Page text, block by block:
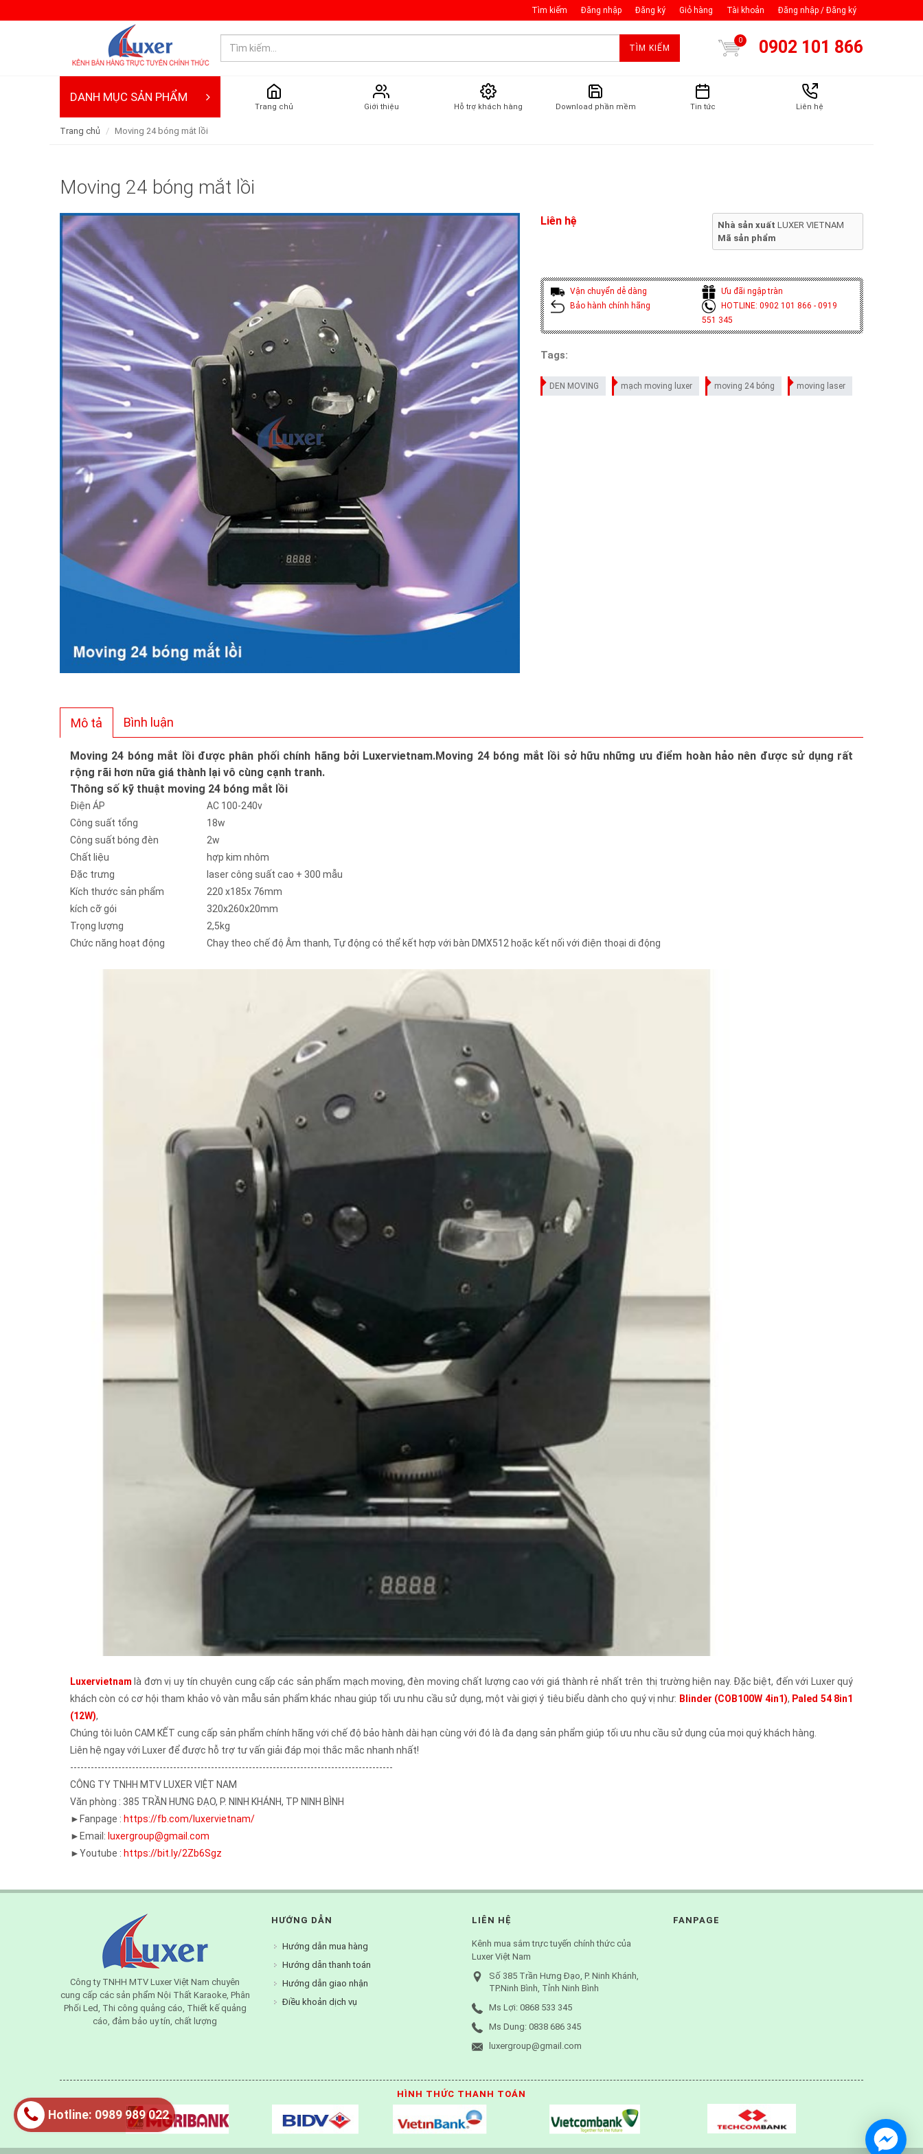
Tìm kiếm Đăng nhập Đăng ký Giỏ hàng Tài khoản Đăng nhập / Đăng ký
TÌM KIẾM
0 0902 101 866
DANH MỤC SẢN PHẨM
Trang chủ Giới thiệu Hỗ trợ khách hàng Download phần mềm Tin tức Liên hệ
Trang chủ Moving 24 bóng mắt lồi
Moving 24 bóng mắt lồi
Liên hệ Nhà sản xuất LUXER VIETNAM
Mã sản phẩm
Vận chuyển dễ dàng
Ưu đãi ngập tràn
Bảo hành chính hãng
HOTLINE: 0902 101 866 - 0919
551 345
Tags:
DEN MOVING mạch moving luxer moving 24 bóng moving laser
Mô tả Bình luận
Moving 24 bóng mắt lồi được phân phối chính hãng bởi Luxervietnam.Moving 24 bóng mắt lồi sở hữu những ưu điểm hoàn hảo nên được sử dụng rất
rộng rãi hơn nữa giá thành lại vô cùng cạnh tranh.
Thông số kỹ thuật moving 24 bóng mắt lồi
Điện ÁP
AC 100-240v
Công suất tổng
18w
Công suất bóng đèn
2w
Chất liệu
hợp kim nhôm
Đặc trưng
laser công suất cao + 300 mẫu
Kích thước sản phẩm
220 x185x 76mm
kích cỡ gói
320x260x20mm
Trọng lượng
2,5kg
Chức năng hoạt động
Chạy theo chế độ Âm thanh, Tự động có thể kết hợp với bàn DMX512 hoặc kết nối với điện thoại di động
Luxervietnam là đơn vị uy tín chuyên cung cấp các sản phẩm mạch moving, đèn moving chất lượng cao với giá thành rẻ nhất trên thị trường hiện nay. Đặc biệt, đến với Luxer quý
khách còn có cơ hội tham khảo vô vàn mẫu sản phẩm khác nhau giúp tối ưu nhu cầu sử dụng, một vài giợi ý tiêu biểu dành cho quý vị như: Blinder (COB100W 4in1), Paled 54 8in1
(12W),
Chúng tôi luôn CAM KẾT cung cấp sản phẩm chính hãng với chế độ bảo hành dài hạn cùng với đó là đa dạng sản phẩm giúp tối ưu nhu cầu sử dụng của mọi quý khách hàng.
Liên hệ ngay với Luxer để được hỗ trợ tư vấn giải đáp mọi thắc mắc nhanh nhất!
----------------------------------------------------------------------------------------------
CÔNG TY TNHH MTV LUXER VIỆT NAM
Văn phòng : 385 TRẦN HƯNG ĐẠO, P. NINH KHÁNH, TP NINH BÌNH
►Fanpage : https://fb.com/luxervietnam/
►Email: luxergroup@gmail.com
►Youtube : https://bit.ly/2Zb6Sgz
Công ty TNHH MTV Luxer Việt Nam chuyên
cung cấp các sản phẩm Nội Thất Karaoke, Phân
Phối Led, Thi công quảng cáo, Thiết kế quảng
cáo, đảm bảo uy tín, chất lượng
HƯỚNG DẪN
Hướng dẫn mua hàng
Hướng dẫn thanh toán
Hướng dẫn giao nhận
Điều khoản dịch vụ
LIÊN HỆ
Kênh mua sắm trực tuyến chính thức của
Luxer Việt Nam
Số 385 Trần Hưng Đạo, P. Ninh Khánh,
TP.Ninh Bình, Tỉnh Ninh Bình
Ms Lợi: 0868 533 345
Ms Dung: 0838 686 345
luxergroup@gmail.com
FANPAGE
HÌNH THỨC THANH TOÁN
Hotline: 0989 989 022